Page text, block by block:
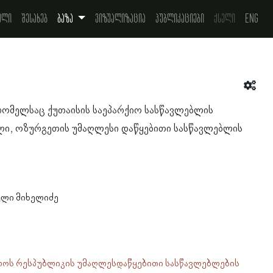
შესახებ ბაზა ვიზუალიზაცია პუბლიკაციები ქსელი Eng
ქუთაისის საეპარქიო სასწავლებლის
ოზურგეთის უმაღლესი დაწყებითი სასწავლებლის
მიხელიძე
რესპუბლიკის უმაღლესდაწყებითი სასწავლებლების